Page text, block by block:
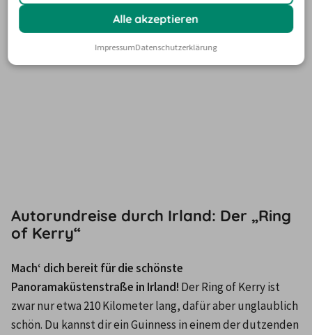
Autorundreise durch Irland: Der „Ring
of Kerry“
Mach‘ dich bereit für die schönste
Panoramaküstenstraße in Irland! Der Ring of Kerry ist
zwar nur etwa 210 Kilometer lang, dafür aber unglaublich
schön. Du kannst dir ein Guinness in einem der dutzenden
Alle akzeptieren
ImpressumDatenschutzerklärung